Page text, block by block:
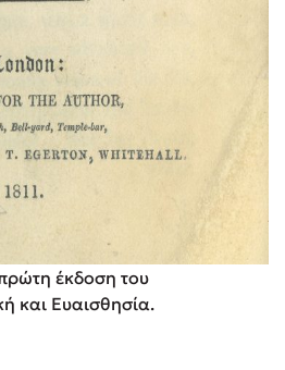
έκδοση του
και Ευαισθησία.